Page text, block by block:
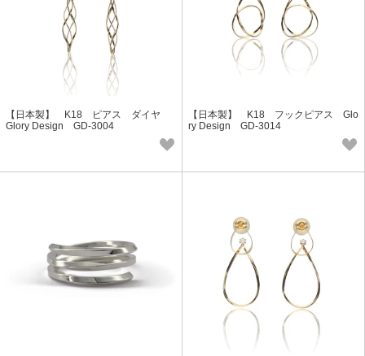
【日本製】 K18 ピアス ダイヤ
Glory Design GD-3004
【日本製】 K18 フックピアス Glo
ry Design GD-3014